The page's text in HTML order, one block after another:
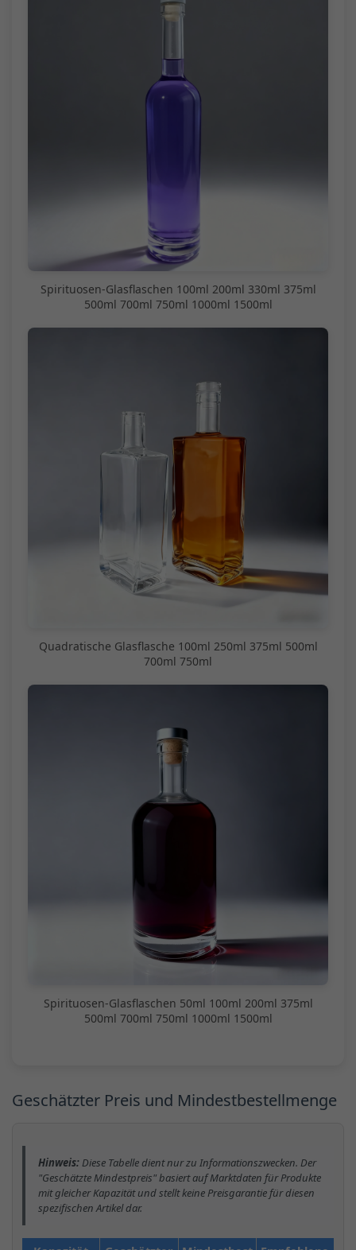
Spirituosen-Glasflaschen 100ml 200ml 330ml 375ml
500ml 700ml 750ml 1000ml 1500ml
Quadratische Glasflasche 100ml 250ml 375ml 500ml
700ml 750ml
Spirituosen-Glasflaschen 50ml 100ml 200ml 375ml
500ml 700ml 750ml 1000ml 1500ml
Geschätzter Preis und Mindestbestellmenge
Hinweis:Diese Tabelle dient nur zu Informationszwecken. Der
"Geschätzte Mindestpreis" basiert auf Marktdaten für Produkte
mit gleicher Kapazität und stellt keine Preisgarantie für diesen
spezifischen Artikel dar.